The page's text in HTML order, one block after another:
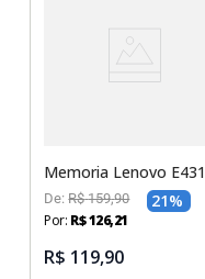
Memoria Lenovo E431
De:R$ 159,90 21%
Por: R$126,21
R$ 119,90